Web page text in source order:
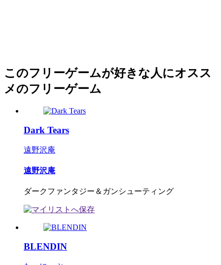
このフリーゲームが好きな人にオスス
メのフリーゲーム
Dark Tears
遠野沢庵
遠野沢庵
ダークファンタジー＆ガンシューティング
BLENDIN